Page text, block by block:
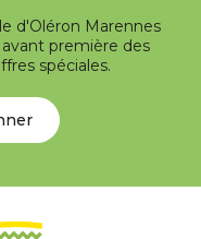
d'Oléron Marennes
première des
spéciales.